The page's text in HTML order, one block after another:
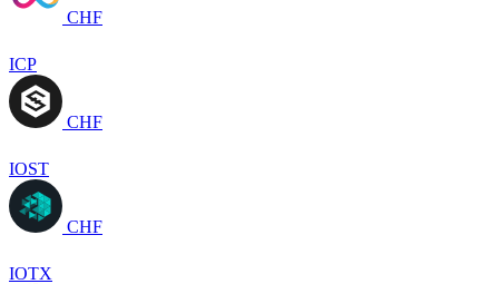
CHF
ICP
CHF
IOST
CHF
IOTX